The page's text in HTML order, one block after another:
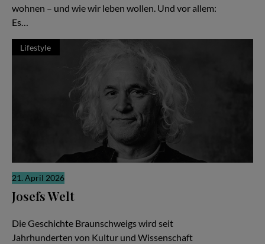
wohnen – und wie wir leben wollen. Und vor allem:
Es…
Lifestyle
21. April 2026
Josefs Welt
Die Geschichte Braunschweigs wird seit
Jahrhunderten von Kultur und Wissenschaft